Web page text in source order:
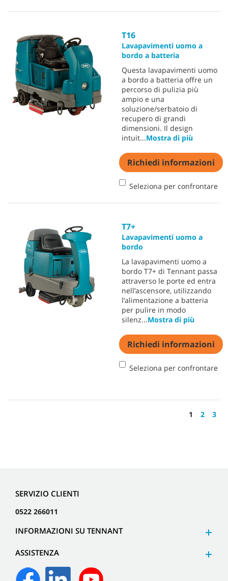
T16
Lavapavimenti uomo a
bordo a batteria
Questa lavapavimenti uomo
a bordo a batteria offre un
percorso di pulizia più
ampio e una
soluzione/serbatoio di
recupero di grandi
dimensioni. Il design
intuit...Mostra di più
Richiedi informazioni
Seleziona per confrontare
T7+
Lavapavimenti uomo a
bordo
La lavapavimenti uomo a
bordo T7+ di Tennant passa
attraverso le porte ed entra
nell’ascensore, utilizzando
l’alimentazione a batteria
per pulire in modo
silenz...Mostra di più
Richiedi informazioni
Seleziona per confrontare
1 2 3
SERVIZIO CLIENTI
0522 266011
INFORMAZIONI SU TENNANT
ASSISTENZA